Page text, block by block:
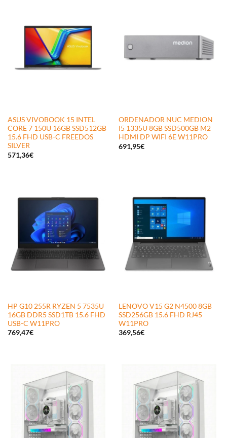
ASUS VIVOBOOK 15 INTEL
CORE 7 150U 16GB SSD512GB
15.6 FHD USB-C FREEDOS
SILVER
571,36€
ORDENADOR NUC MEDION
I5 1335U 8GB SSD500GB M2
HDMI DP WIFI 6E W11PRO
691,95€
HP G10 255R RYZEN 5 7535U
16GB DDR5 SSD1TB 15.6 FHD
USB-C W11PRO
769,47€
LENOVO V15 G2 N4500 8GB
SSD256GB 15.6 FHD RJ45
W11PRO
369,56€